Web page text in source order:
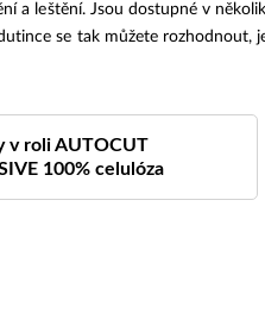
a leštění. Jsou dostupné v
se tak můžete rozhodnout,
v roli AUTOCUT
100% celulóza